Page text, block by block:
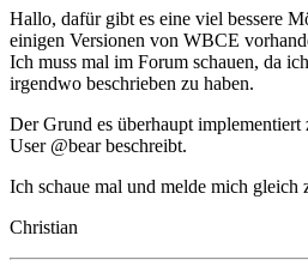
Hallo, dafür gibt es eine viel bessere
einigen Versionen von WBCE
Ich muss mal im Forum schauen, da
irgendwo beschrieben zu haben.
Der Grund es überhaupt implementiert
User @bear beschreibt.
Ich schaue mal und melde mich gleich
Christian